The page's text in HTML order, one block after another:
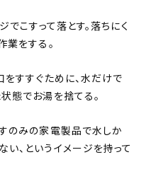
でこすって落とす。落ちにく
業をする。
すすぐために、水だけで
態でお湯を捨てる。
のみの家電製品で水しか
、というイメージを持って